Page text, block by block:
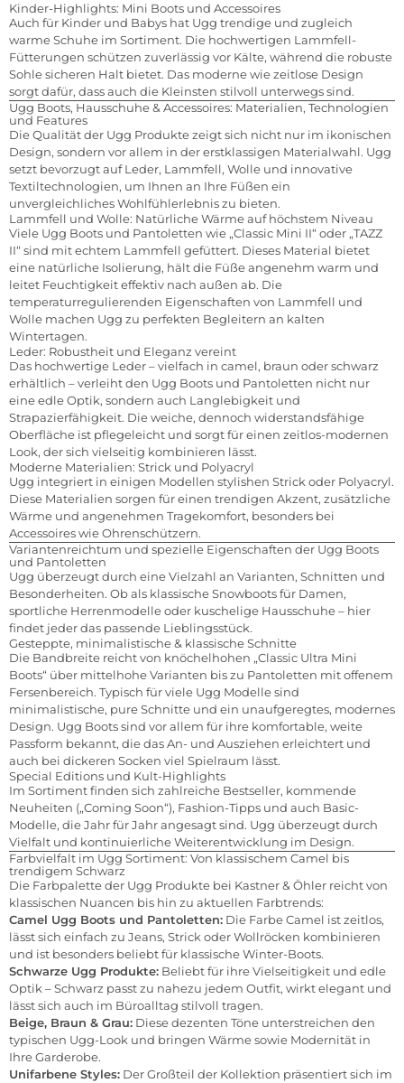
Kinder-Highlights: Mini Boots und Accessoires
Auch für Kinder und Babys hat Ugg trendige und zugleich
warme Schuhe im Sortiment. Die hochwertigen Lammfell-
Fütterungen schützen zuverlässig vor Kälte, während die robuste
Sohle sicheren Halt bietet. Das moderne wie zeitlose Design
sorgt dafür, dass auch die Kleinsten stilvoll unterwegs sind.
Ugg Boots, Hausschuhe & Accessoires: Materialien, Technologien
und Features
Die Qualität der Ugg Produkte zeigt sich nicht nur im ikonischen
Design, sondern vor allem in der erstklassigen Materialwahl. Ugg
setzt bevorzugt auf Leder, Lammfell, Wolle und innovative
Textiltechnologien, um Ihnen an Ihre Füßen ein
unvergleichliches Wohlfühlerlebnis zu bieten.
Lammfell und Wolle: Natürliche Wärme auf höchstem Niveau
Viele Ugg Boots und Pantoletten wie „Classic Mini II“ oder „TAZZ
II“ sind mit echtem Lammfell gefüttert. Dieses Material bietet
eine natürliche Isolierung, hält die Füße angenehm warm und
leitet Feuchtigkeit effektiv nach außen ab. Die
temperaturregulierenden Eigenschaften von Lammfell und
Wolle machen Ugg zu perfekten Begleitern an kalten
Wintertagen.
Leder: Robustheit und Eleganz vereint
Das hochwertige Leder – vielfach in camel, braun oder schwarz
erhältlich – verleiht den Ugg Boots und Pantoletten nicht nur
eine edle Optik, sondern auch Langlebigkeit und
Strapazierfähigkeit. Die weiche, dennoch widerstandsfähige
Oberfläche ist pflegeleicht und sorgt für einen zeitlos-modernen
Look, der sich vielseitig kombinieren lässt.
Moderne Materialien: Strick und Polyacryl
Ugg integriert in einigen Modellen stylishen Strick oder Polyacryl.
Diese Materialien sorgen für einen trendigen Akzent, zusätzliche
Wärme und angenehmen Tragekomfort, besonders bei
Accessoires wie Ohrenschützern.
Variantenreichtum und spezielle Eigenschaften der Ugg Boots
und Pantoletten
Ugg überzeugt durch eine Vielzahl an Varianten, Schnitten und
Besonderheiten. Ob als klassische Snowboots für Damen,
sportliche Herrenmodelle oder kuschelige Hausschuhe – hier
findet jeder das passende Lieblingsstück.
Gesteppte, minimalistische & klassische Schnitte
Die Bandbreite reicht von knöchelhohen „Classic Ultra Mini
Boots“ über mittelhohe Varianten bis zu Pantoletten mit offenem
Fersenbereich. Typisch für viele Ugg Modelle sind
minimalistische, pure Schnitte und ein unaufgeregtes, modernes
Design. Ugg Boots sind vor allem für ihre komfortable, weite
Passform bekannt, die das An- und Ausziehen erleichtert und
auch bei dickeren Socken viel Spielraum lässt.
Special Editions und Kult-Highlights
Im Sortiment finden sich zahlreiche Bestseller, kommende
Neuheiten („Coming Soon“), Fashion-Tipps und auch Basic-
Modelle, die Jahr für Jahr angesagt sind. Ugg überzeugt durch
Vielfalt und kontinuierliche Weiterentwicklung im Design.
Farbvielfalt im Ugg Sortiment: Von klassischem Camel bis
trendigem Schwarz
Die Farbpalette der Ugg Produkte bei Kastner & Öhler reicht von
klassischen Nuancen bis hin zu aktuellen Farbtrends:
Camel Ugg Boots und Pantoletten: Die Farbe Camel ist zeitlos,
lässt sich einfach zu Jeans, Strick oder Wollröcken kombinieren
und ist besonders beliebt für klassische Winter-Boots.
Schwarze Ugg Produkte: Beliebt für ihre Vielseitigkeit und edle
Optik – Schwarz passt zu nahezu jedem Outfit, wirkt elegant und
lässt sich auch im Büroalltag stilvoll tragen.
Beige, Braun & Grau: Diese dezenten Töne unterstreichen den
typischen Ugg-Look und bringen Wärme sowie Modernität in
Ihre Garderobe.
Unifarbene Styles: Der Großteil der Kollektion präsentiert sich im